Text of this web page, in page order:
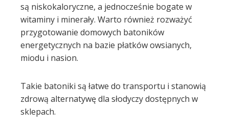
są niskokaloryczne, a jednocześnie bogate w
witaminy i minerały. Warto również rozważyć
przygotowanie domowych batoników
energetycznych na bazie płatków owsianych,
miodu i nasion.
Takie batoniki są łatwe do transportu i stanowią
zdrową alternatywę dla słodyczy dostępnych w
sklepach.